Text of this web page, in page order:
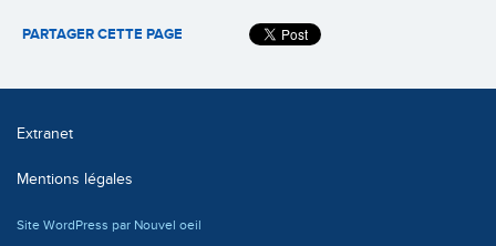
PARTAGER CETTE PAGE
Extranet
Mentions légales
Site WordPress par Nouvel oeil